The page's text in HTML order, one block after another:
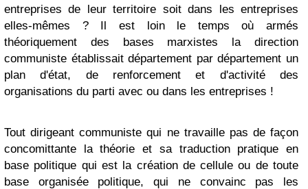
entreprises de leur territoire soit dans les entreprises
elles-mêmes ? Il est loin le temps où armés
théoriquement des bases marxistes la direction
communiste établissait département par département un
plan d'état, de renforcement et d'activité des
organisations du parti avec ou dans les entreprises !
Tout dirigeant communiste qui ne travaille pas de façon
concomittante la théorie et sa traduction pratique en
base politique qui est la création de cellule ou de toute
base organisée politique, qui ne convainc pas les